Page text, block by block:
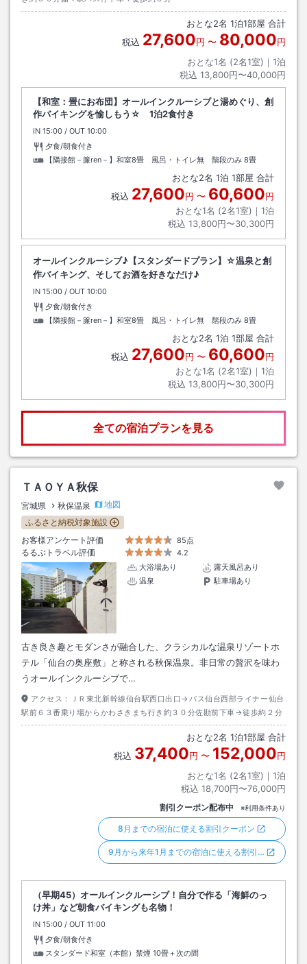
おとな2名 1泊1部屋 合計
税込 27,600円 〜 80,000円
おとな1名 (2名1室)｜ 1泊
税込 13,800円〜40,000円
【和室：畳にお布団】オールインクルーシブと湯めぐり、創
作バイキングを愉しもう☆ 1泊2食付き
IN チェックイン
15:00 / OUT チェックアウト
10:00
夕食/朝食付き
【隣接館－簾ren－】和室8畳 風呂・トイレ無 階段のみ 8畳
おとな2名 1泊 1部屋 合計
税込 27,600円 〜 60,600円
おとな1名 (2名1室)｜ 1泊
税込 13,800円〜30,300円
オールインクルーシブ♪【スタンダードプラン】☆温泉と創
作バイキング、そしてお酒を好きなだけ♪
IN チェックイン
15:00 / OUT チェックアウト
10:00
夕食/朝食付き
【隣接館－簾ren－】和室8畳 風呂・トイレ無 階段のみ 8畳
おとな2名 1泊 1部屋 合計
税込 27,600円 〜 60,600円
おとな1名 (2名1室)｜ 1泊
税込 13,800円〜30,300円
全ての宿泊プランを見る
ＴＡＯＹＡ秋保
宮城県 秋保温泉
地図
ふるさと納税対象施設
お客様アンケート評価
85点
るるぶトラベル評価
4.2
大浴場あり
露天風呂あり
温泉
駐車場あり
古き良き趣とモダンさが融合した、クラシカルな温泉リゾートホ
テル「仙台の奥座敷」と称される秋保温泉。非日常の贅沢を味わ
うオールインクルーシブで…
アクセス：
ＪＲ東北新幹線仙台駅西口出口→バス仙台西部ライナー仙台
駅前６３番乗り場からかわさきまち行き約３０分佐勘前下車→徒歩約２分
おとな2名 1泊1部屋 合計
税込 37,400円 〜 152,000円
おとな1名 (2名1室)｜ 1泊
税込 18,700円〜76,000円
割引クーポン配布中 ※利用条件あり
8月までの宿泊に使える割引クーポン
9月から来年1月までの宿泊に使える割引…
（早期45）オールインクルーシブ！自分で作る「海鮮のっ
け丼」など朝食バイキングも名物！
IN チェックイン
15:00 / OUT チェックアウト
11:00
夕食/朝食付き
スタンダード和室（本館）禁煙 10畳＋次の間